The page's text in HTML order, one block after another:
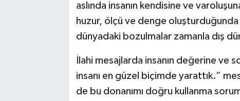
aslında insanın kendisine ve
huzur, ölçü ve denge
dünyadaki bozulmalar zamanla dış
İlahi mesajlarda insanın değerine ve
insanı en güzel biçimde yarattık.”
de bu donanımı doğru kullanma